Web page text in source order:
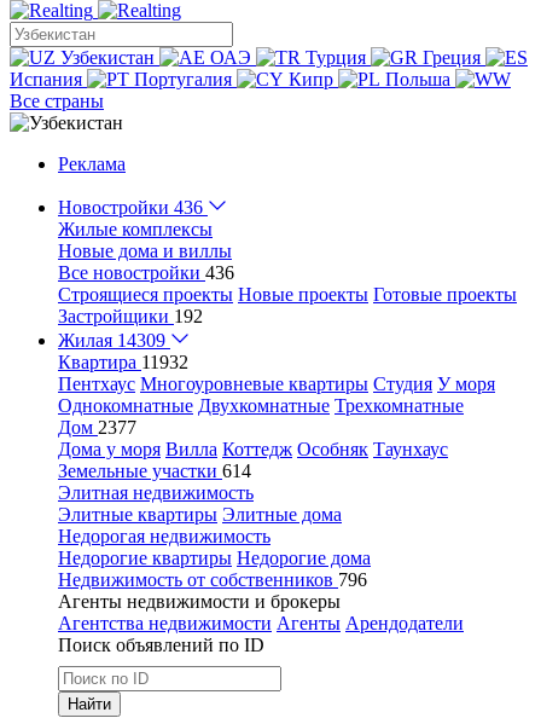
Узбекистан ОАЭ Турция
Греция
Испания
Португалия Кипр
Польша
Все страны
Реклама
Новостройки 436
Жилые комплексы
Новые дома и виллы
Все новостройки 436
Строящиеся проекты Новые проекты Готовые проекты
Застройщики 192
Жилая 14309
Квартира 11932
Пентхаус Многоуровневые квартиры Студия У моря
Однокомнатные Двухкомнатные Трехкомнатные
Дом 2377
Дома у моря Вилла Коттедж Особняк Таунхаус
Земельные участки 614
Элитная недвижимость
Элитные квартиры Элитные дома
Недорогая недвижимость
Недорогие квартиры Недорогие дома
Недвижимость от собственников 796
Агенты недвижимости и брокеры
Агентства недвижимости Агенты Арендодатели
Поиск объявлений по ID
Найти